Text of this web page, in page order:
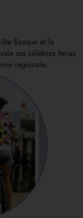
Basque et la
ses célèbres ferias
régionale.